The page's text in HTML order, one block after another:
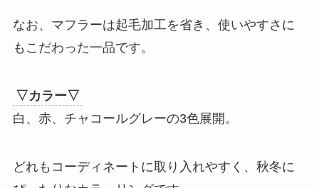
なお、マフラーは起毛加工を省き、使いやすさに
もこだわった一品です。
▽カラー▽
白、赤、チャコールグレーの3色展開。
どれもコーディネートに取り入れやすく、秋冬に